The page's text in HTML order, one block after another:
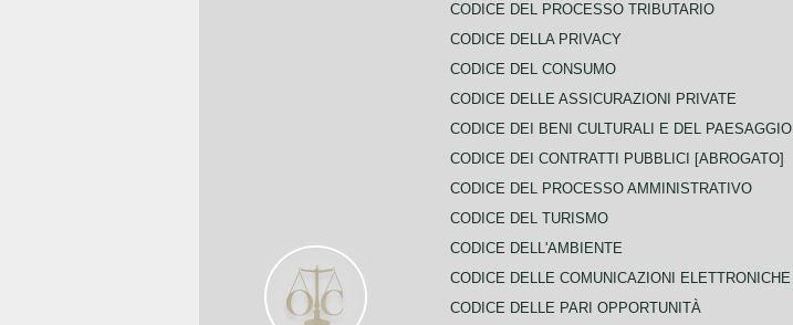
CODICE DEL PROCESSO TRIBUTARIO
CODICE DELLA PRIVACY
CODICE DEL CONSUMO
CODICE DELLE ASSICURAZIONI PRIVATE
CODICE DEI BENI CULTURALI E DEL PAESAGGIO
CODICE DEI CONTRATTI PUBBLICI [ABROGATO]
CODICE DEL PROCESSO AMMINISTRATIVO
CODICE DEL TURISMO
CODICE DELL'AMBIENTE
CODICE DELLE COMUNICAZIONI ELETTRONICHE
CODICE DELLE PARI OPPORTUNITÀ